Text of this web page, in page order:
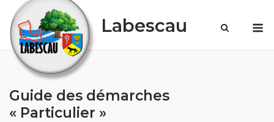
content
Labescau
Guide des démarches
« Particulier »